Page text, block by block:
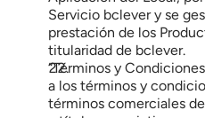
Servicio bclever y se
prestación de los
titularidad de bclever.
“Términos y
a los términos y
términos comerciales